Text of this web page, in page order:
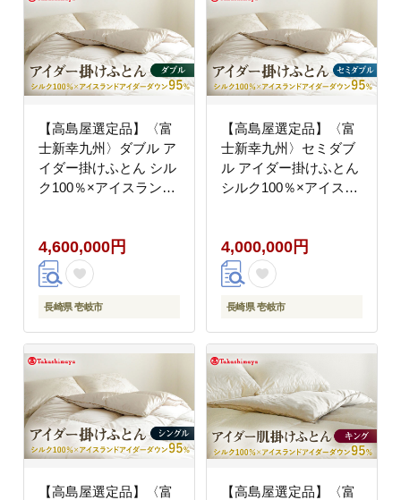
【高島屋選定品】〈富
士新幸九州〉ダブル ア
イダー掛けふとん シル
ク100％×アイスランド
羽毛布団 アイダー
[JFJ046] 460万
4500000 4500000円
450万円
4,600,000円
長崎県 壱岐市
【高島屋選定品】〈富
士新幸九州〉セミダブ
ル アイダー掛けふとん
シルク100％×アイスラ
寝具 羽毛布団 アイダー
[JFJ045] 400万
4000000 4000000円
400万円
4,000,000円
長崎県 壱岐市
【高島屋選定品】〈富
【高島屋選定品】〈富